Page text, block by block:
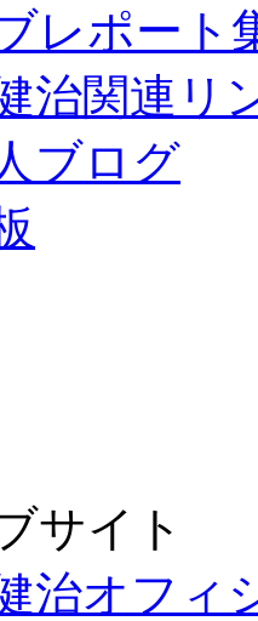
レポート
治関連リ
ブログ
サイト
治オフィ